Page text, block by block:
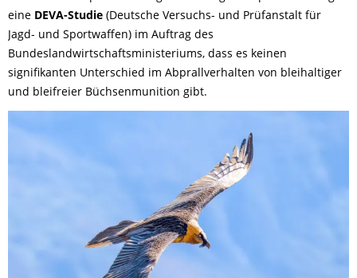
eine DEVA-Studie (Deutsche Versuchs- und Prüfanstalt für
Jagd- und Sportwaffen) im Auftrag des
Bundeslandwirtschaftsministeriums, dass es keinen
signifikanten Unterschied im Abprallverhalten von bleihaltiger
und bleifreier Büchsenmunition gibt.